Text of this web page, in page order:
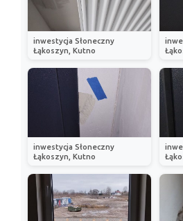
inwestycja Słoneczny
Łąkoszyn, Kutno
inwestycja Słoneczny
Łąkoszyn, Kutno